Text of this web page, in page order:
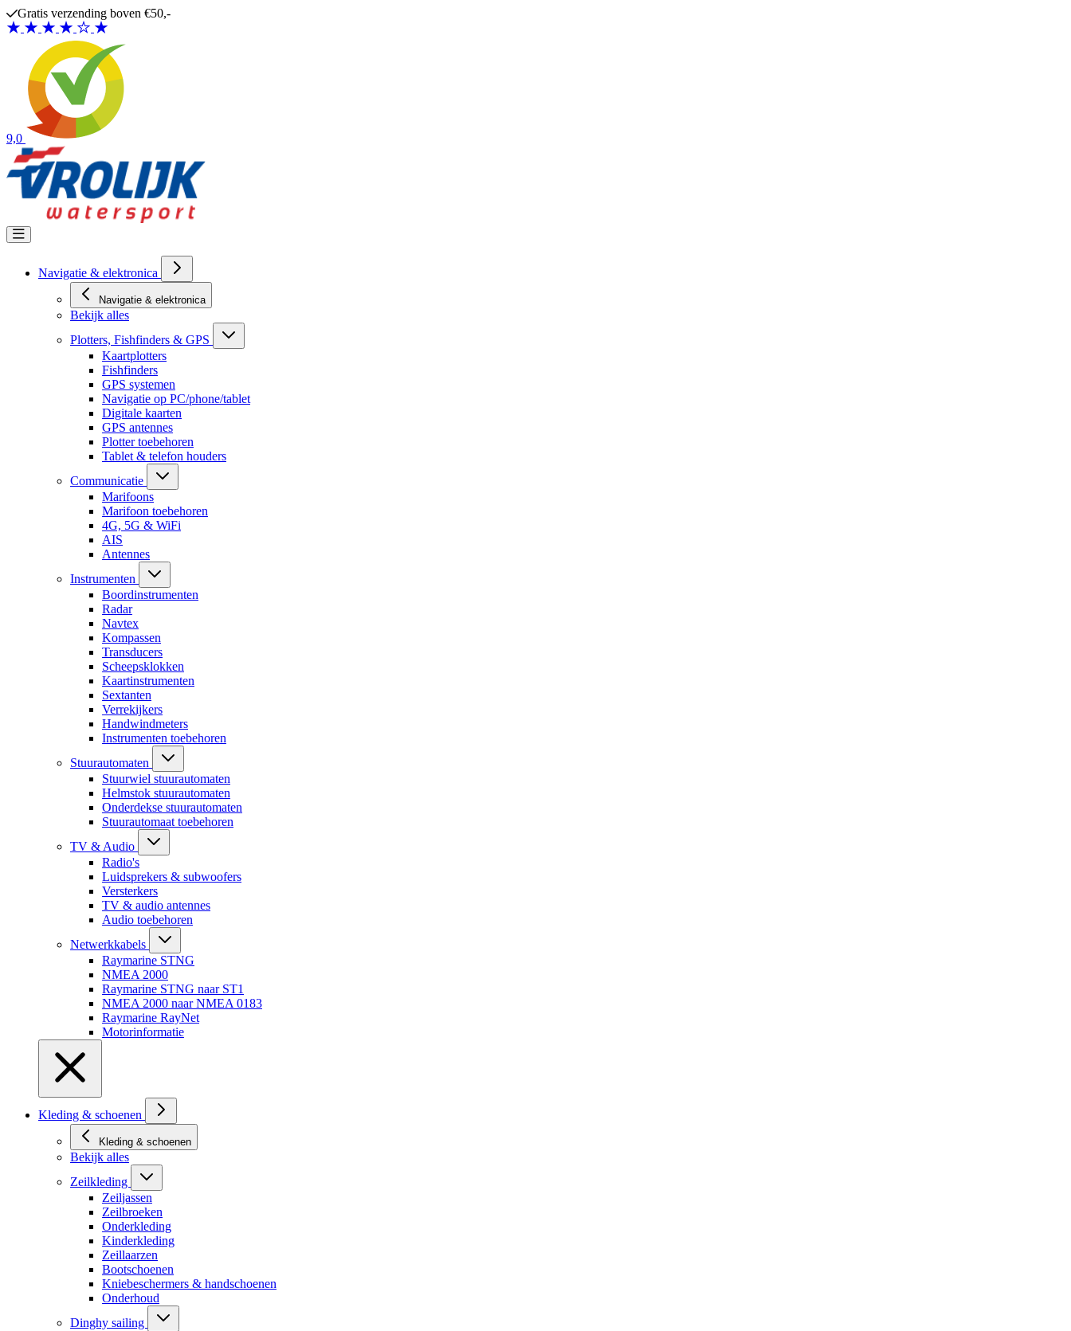
Ga naar de inhoud
Gratis verzending boven €50,-
9,0
Navigatie & elektronica
Navigatie & elektronica
Bekijk alles
Plotters, Fishfinders & GPS
Kaartplotters
Fishfinders
GPS systemen
Navigatie op PC/phone/tablet
Digitale kaarten
GPS antennes
Plotter toebehoren
Tablet & telefon houders
Communicatie
Marifoons
Marifoon toebehoren
4G, 5G & WiFi
AIS
Antennes
Instrumenten
Boordinstrumenten
Radar
Navtex
Kompassen
Transducers
Scheepsklokken
Kaartinstrumenten
Sextanten
Verrekijkers
Handwindmeters
Instrumenten toebehoren
Stuurautomaten
Stuurwiel stuurautomaten
Helmstok stuurautomaten
Onderdekse stuurautomaten
Stuurautomaat toebehoren
TV & Audio
Radio's
Luidsprekers & subwoofers
Versterkers
TV & audio antennes
Audio toebehoren
Netwerkkabels
Raymarine STNG
NMEA 2000
Raymarine STNG naar ST1
NMEA 2000 naar NMEA 0183
Raymarine RayNet
Motorinformatie
Kleding & schoenen
Kleding & schoenen
Bekijk alles
Zeilkleding
Zeiljassen
Zeilbroeken
Onderkleding
Kinderkleding
Zeillaarzen
Bootschoenen
Kniebeschermers & handschoenen
Onderhoud
Dinghy sailing